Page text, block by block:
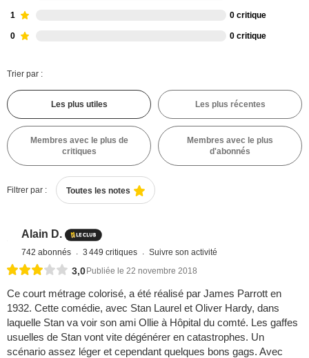
1 0 critique
0 0 critique
Trier par :
Les plus utiles Les plus récentes
Membres avec le plus de
critiques
Membres avec le plus
d'abonnés
Filtrer par : Toutes les notes
Alain D.
742 abonnés 3 449 critiques Suivre son activité
3,0 Publiée le 22 novembre 2018
Ce court métrage colorisé, a été réalisé par James Parrott en
1932. Cette comédie, avec Stan Laurel et Oliver Hardy, dans
laquelle Stan va voir son ami Ollie à Hôpital du comté. Les gaffes
usuelles de Stan vont vite dégénérer en catastrophes. Un
scénario assez léger et cependant quelques bons gags. Avec